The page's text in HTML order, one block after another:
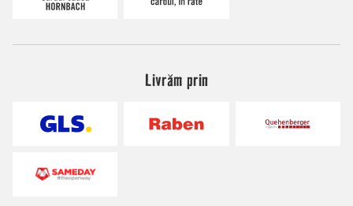
Livrăm prin